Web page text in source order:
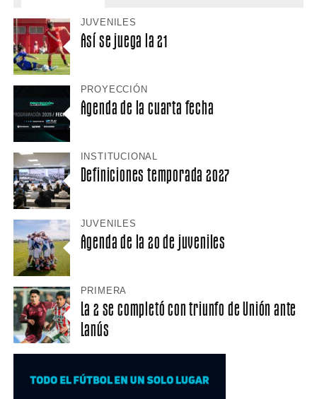
JUVENILES
Así se juega la 21
PROYECCIÓN
Agenda de la cuarta fecha
INSTITUCIONAL
Definiciones temporada 2027
JUVENILES
Agenda de la 20 de juveniles
PRIMERA
La 2 se completó con triunfo de Unión ante
Lanús